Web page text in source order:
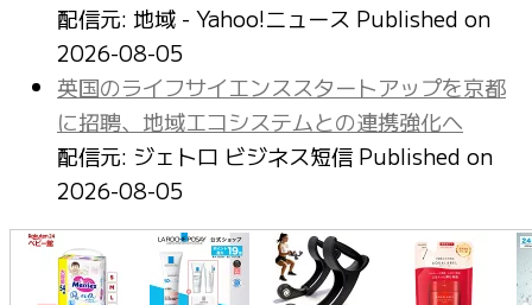
配信元: 地域 - Yahoo!ニュース Published on
2026-08-05
英国のライフサイエンススタートアップを京都
に招聘、地域エコシステムとの連携強化へ
配信元: ジェトロ ビジネス短信 Published on
2026-08-05